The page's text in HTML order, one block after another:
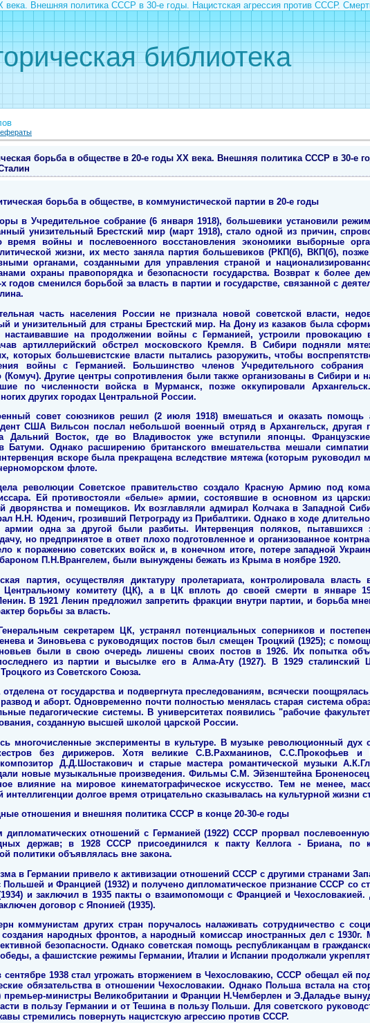
века. Внешняя политика СССР в 30-е годы. Нацистская агрессия против СССР.
библиотека
борьба в обществе в 20-е годы ХХ века. Внешняя политика СССР в 30-е
борьба в обществе, в коммунистической партии в 20-е годы
в Учредительное собрание (6 января 1918), большевики установили
унизительный Брестский мир (март 1918), стало одной из причин,
время войны и послевоенного восстановления экономики выборные
жизни, их место заняла партия большевиков (РКП(б), ВКП(б),
органами, созданными для управления страной и
охраны правопорядка и безопасности государства. Возврат к более
годов сменился борьбой за власть в партии и государстве, связанной с
часть населения России не признала новой советской власти,
и унизительный для страны Брестский мир. На Дону из казаков была
на продолжении войны с Германией, устроили провокацию
артиллерийский обстрел московского Кремля. В Сибири подняли
которых большевистские власти пытались разоружить, чтобы
войны с Германией. Большинство членов Учредительного
(Комуч). Другие центры сопротивления были также организованы в Сибири и
по численности войска в Мурманск, позже оккупировали
других городах Центральной России.
совет союзников решил (2 июля 1918) вмешаться и оказать помощь
США Вильсон послал небольшой военный отряд в Архангельск, другая
Дальний Восток, где во Владивосток уже вступили японцы.
Батуми. Однако расширению британского вмешательства мешали
вскоре была прекращена вследствие мятежа (которым руководил
флоте.
революции Советское правительство создало Красную Армию под
Ей противостояли «белые» армии, состоявшие в основном из
дворянства и помещиков. Их возглавляли адмирал Колчака в Западной
Н.Н. Юденич, грозивший Петрограду из Прибалтики. Однако в ходе
одна за другой были разбиты. Интервенция поляков, пытавшихся
но предпринятое в ответ плохо подготовленное и организованное
к поражению советских войск и, в конечном итоге, потере западной
П.Н.Врангелем, были вынуждены бежать из Крыма в ноябре 1920.
партия, осуществляя диктатуру пролетариата, контролировала
Центральному комитету (ЦК), а в ЦК вплоть до своей смерти в январе
В 1921 Ленин предложил запретить фракции внутри партии, и борьба
борьбы за власть.
секретарем ЦК, устранял потенциальных соперников и
и Зиновьева с руководящих постов был смещен Троцкий (1925); с
были в свою очередь лишены своих постов в 1926. Их попытка
из партии и высылке его в Алма-Ату (1927). В 1929 сталинский
из Советского Союза.
от государства и подвергнута преследованиям, всячески
и аборт. Одновременно почти полностью менялась старая система
педагогические системы. В университетах появились "рабочие
созданную высшей школой царской России.
многочисленные эксперименты в культуре. В музыке революционный дух
без дирижеров. Хотя великие С.В.Рахманинов, С.С.Прокофьев и
Д.Д.Шостакович и старые мастера романтической музыки
новые музыкальные произведения. Фильмы С.М. Эйзенштейна Броненосец
влияние на мировое кинематографическое искусство. Тем не менее,
интеллигенции долгое время отрицательно сказывалась на культурной жизни
отношения и внешняя политика СССР в конце 20-30-е годы
дипломатических отношений с Германией (1922) СССР прорвал
держав; в 1928 СССР присоединился к пакту Келлога - Бриана, по
политики объявлялась вне закона.
в Германии привело к активизации отношений СССР с другими странами
Польшей и Францией (1932) и получено дипломатическое признание СССР со
и заключил в 1935 пакты о взаимопомощи с Францией и Чехословакией.
договор с Японией (1935).
коммунистам других стран поручалось налаживать сотрудничество с
народных фронтов, а народный комиссар иностранных дел с
безопасности. Однако советская помощь республиканцам в
а фашистские режимы Германии, Италии и Испании продолжали
сентябре 1938 стал угрожать вторжением в Чехословакию, СССР обещал ей
обязательства в отношении Чехословакии. Однако Польша встала на
премьер-министры Великобритании и Франции Н.Чемберлен и Э.Даладье
в пользу Германии и от Тешина в пользу Польши. Для советского
стремились повернуть нацистскую агрессию против СССР.